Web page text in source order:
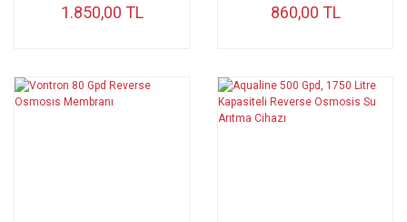
1.850,00 TL 860,00 TL